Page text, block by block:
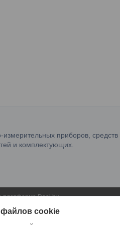
измерительных приборов,
и комплектующих.
платформе Deal.by
файлов cookies
cookie
|Пожаловаться на контент